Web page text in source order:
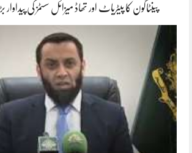
پینٹاگون کا پیٹریاٹ اور تھاڈ میزائل سسٹمز کی